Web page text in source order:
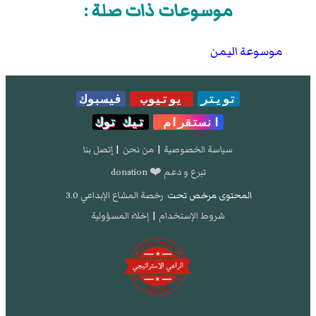
موسوعات ذات صلة :
موسوعة اليمن
تويتر يوتيوب
فيسبوك
انستقرام
تيك توك
سياسة الخصوصية | من نحن | إتصل بنا
تبرع و دعم ❤️ donation
المحتوى مرخص تحت رخصة المشاع الإبداعي 3.0
شروط الإستخدام | إخلاء المسؤولية